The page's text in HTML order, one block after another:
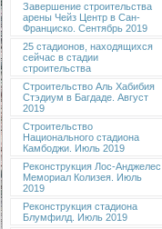
Завершение строительства
арены Чейз Центр в Сан-
Франциско. Сентябрь 2019
25 стадионов, находящихся
сейчас в стадии
строительства
Строительство Аль Хабибия
Стэдиум в Багдаде. Август
2019
Строительство
Национального стадиона
Камбоджи. Июль 2019
Реконструкция Лос-Анджелес
Мемориал Колизея. Июль
2019
Реконструкция стадиона
Блумфилд. Июль 2019